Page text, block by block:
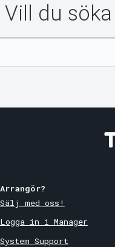
Vill du
Arrangör?
Sälj med oss!
Logga in i Manager
System Support